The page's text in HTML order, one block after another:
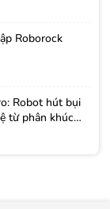
Roborock
Robot hút bụi
từ phân khúc